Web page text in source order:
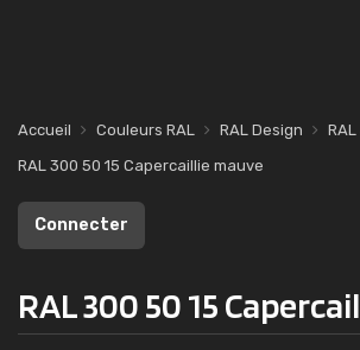
Accueil Couleurs RAL RAL Design
RAL 300 50 15 Capercaillie mauve
Connecter
RAL 300 50 15